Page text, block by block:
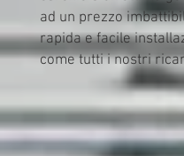
ad un prezzo
rapida e facile
come tutti i nostri